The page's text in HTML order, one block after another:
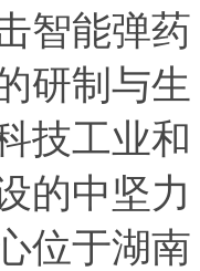
智能弹药
研制与生
技工业和
的中坚力
位于湖南